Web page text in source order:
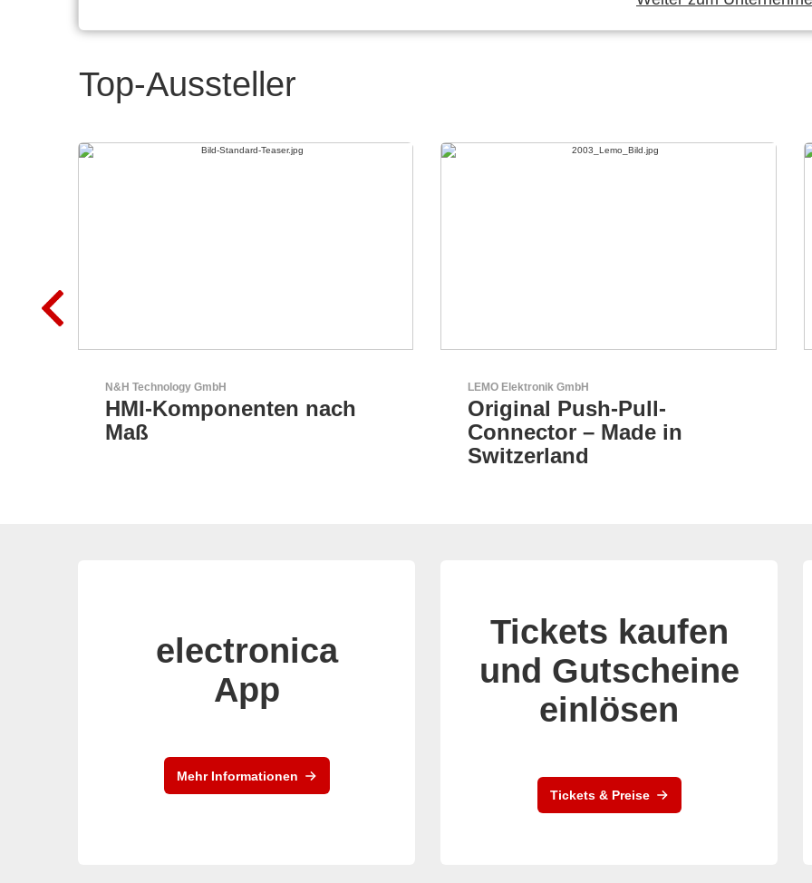
Top-Aussteller
LEMO Elektronik GmbH
Original Push-Pull-
Connector – Made in
Sciosense B.V.
Durchfluss- und
Umweltsensoren
electronica
App
Mehr Informationen
Tickets kaufen
und Gutscheine
einlösen
Tickets & Preise